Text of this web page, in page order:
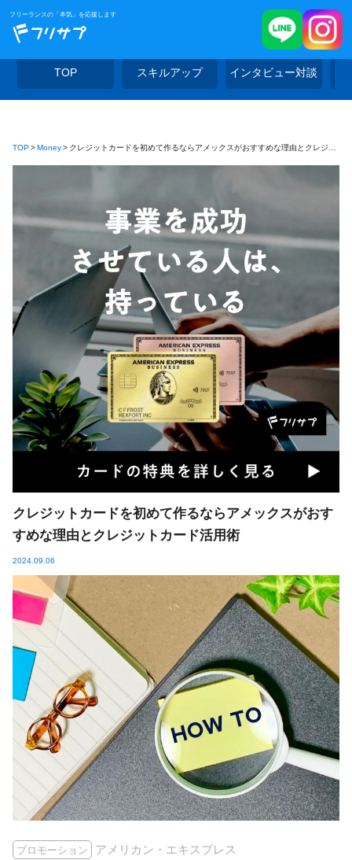
フリーランスの「本気」を応援します
TOP スキルアップ インタビュー対談
TOP Money クレジットカードを初めて作るならアメックスがおすすめな理由とクレジットカード活用術
クレジットカードを初めて作るならアメックスがおす
すめな理由とクレジットカード活用術
2024.09.06
プロモーション アメリカン・エキスプレス